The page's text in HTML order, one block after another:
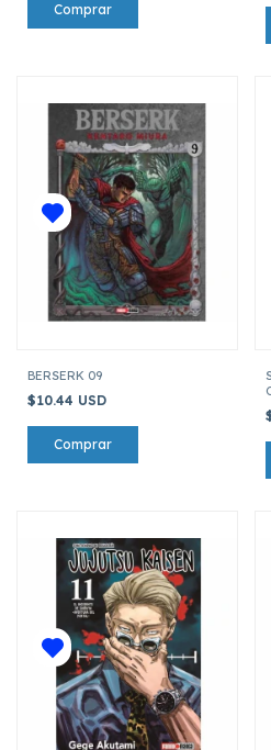
BERSERK 09
$10.44 USD